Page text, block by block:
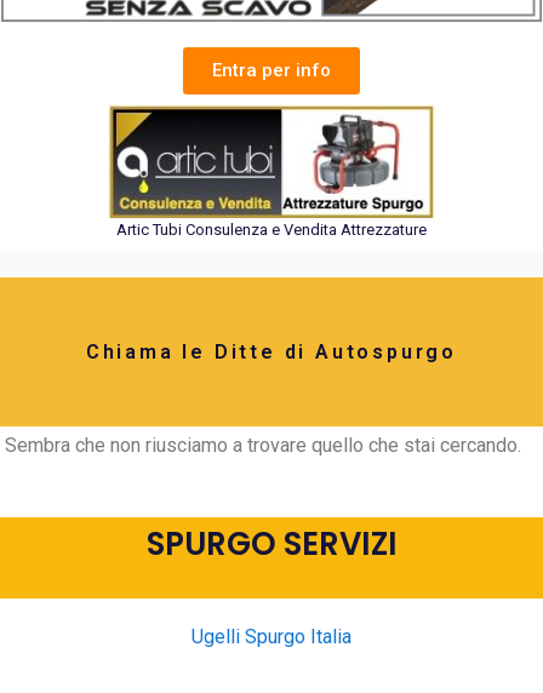
Entra per info
Artic Tubi Consulenza e Vendita Attrezzature
Chiama le Ditte di Autospurgo
Sembra che non riusciamo a trovare quello che stai cercando.
SPURGO SERVIZI
Ugelli Spurgo Italia